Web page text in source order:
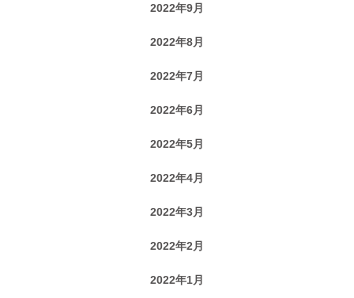
2022年9月
2022年8月
2022年7月
2022年6月
2022年5月
2022年4月
2022年3月
2022年2月
2022年1月